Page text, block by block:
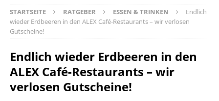
STARTSEITE RATGEBER ESSEN & TRINKEN
Endlich
wieder Erdbeeren in den ALEX Café-Restaurants – wir verlosen
Gutscheine!
Endlich wieder Erdbeeren in den
ALEX Café-Restaurants – wir
verlosen Gutscheine!